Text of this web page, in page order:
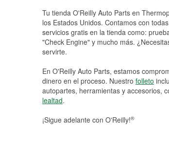
Tu tienda O'Reilly Auto Parts en
los Estados Unidos. Contamos con
servicios gratis en la tienda como:
"Check Engine" y mucho más.
servirte.
En O'Reilly Auto Parts, estamos
dinero en el proceso. Nuestro folleto
autopartes, herramientas y accesorios,
lealtad.
¡Sigue adelante con O'Reilly!®